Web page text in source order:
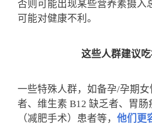
否则可能出现某些营养素摄入
可能对健康不利。
这些人群建议吃
一些特殊人群，如备孕/孕期
者、维生素 B12 缺乏者、胃
（减肥手术）患者等， 他们更